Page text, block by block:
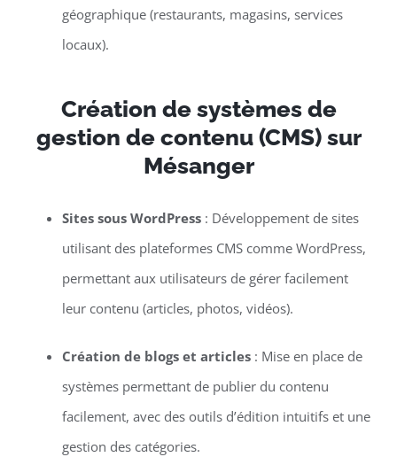
géographique (restaurants, magasins, services
locaux).
Création de systèmes de
gestion de contenu (CMS) sur
Mésanger
Sites sous WordPress: Développement de sites
utilisant des plateformes CMS comme WordPress,
permettant aux utilisateurs de gérer facilement
leur contenu (articles, photos, vidéos).
Création de blogs et articles: Mise en place de
systèmes permettant de publier du contenu
facilement, avec des outils d’édition intuitifs et une
gestion des catégories.